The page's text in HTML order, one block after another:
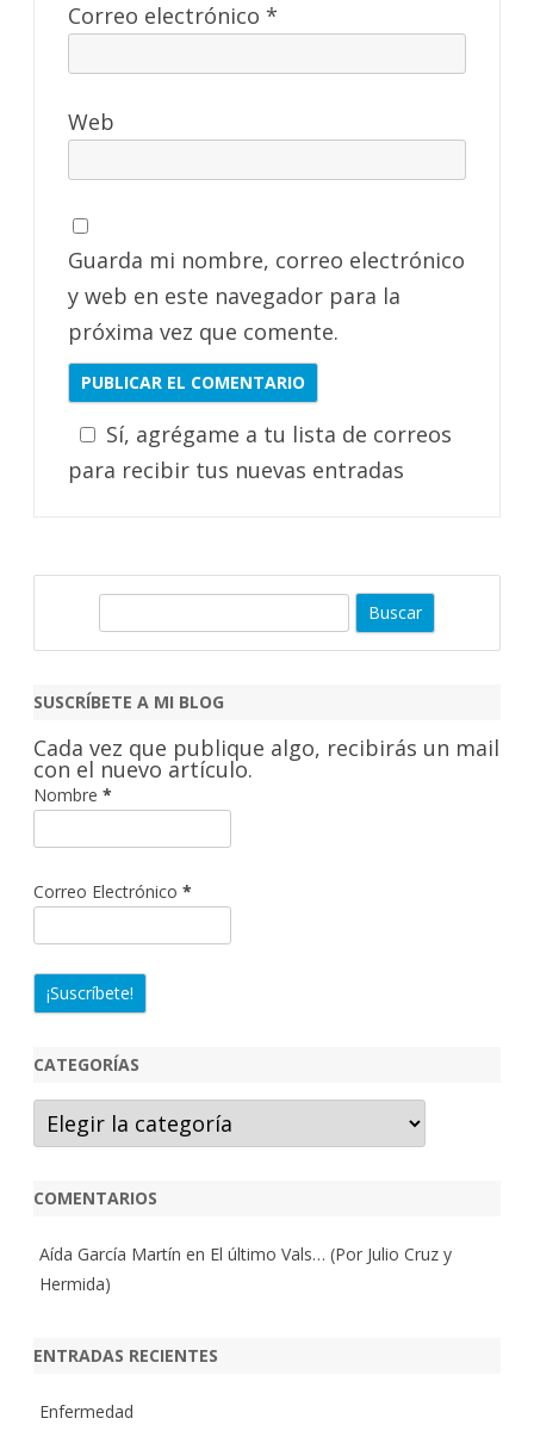
Correo electrónico *
Web
Guarda mi nombre, correo electrónico
y web en este navegador para la
próxima vez que comente.
Sí, agrégame a tu lista de correos
para recibir tus nuevas entradas
c
r
SUSCRÍBETE A MI BLOG
Cada vez que publique algo, recibirás un mail
con el nuevo artículo.
Nombre *
Correo Electrónico *
CATEGORÍAS
Categorías
COMENTARIOS
Aída García Martín en El último Vals… (Por Julio Cruz y
Hermida)
ENTRADAS RECIENTES
Enfermedad